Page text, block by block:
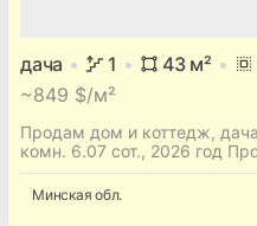
дача 1 43м²
~849 $/м²
Продам дом и коттедж,
комн. 6.07 сот., 2026 год
Минская обл.